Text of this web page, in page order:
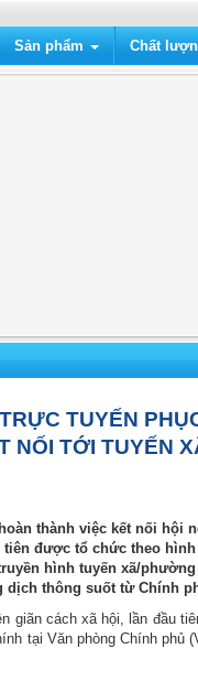
Sản phẩm Chất
TUYẾN
NỐI TỚI TUYẾN
thành việc kết nối
được tổ chức theo
hình tuyến xã/
dịch thông suốt từ Chính
giãn cách xã hội, lần đầu
tại Văn phòng Chính